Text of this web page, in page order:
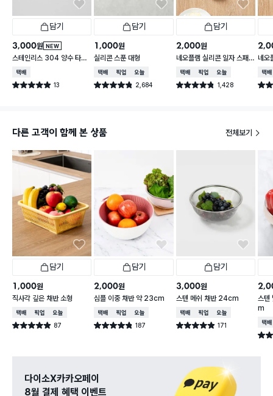
담기
NEW
3,000원
스테인리스 304 양수 타공
채반 19 cm
택배배송
별점 4.9점 13
건 작성
담기
1,000원
실리콘 스푼 대형
택배배송매장픽업오늘배송
별점 4.8점 2,684
건 작성
담기
2,000원
네오플램 실리콘 일자 스패
츌러
택배배송매장픽업오늘배송
별점 4.8점 1,428
건 작성
네오
택배
별점
다른 고객이 함께 본 상품 전체보기
담기
1,000원
직사각 깊은 채반 소형
택배배송매장픽업오늘배송
별점 4.9점 87
건 작성
담기
2,000원
심플 이중 채반 약 23cm
택배배송매장픽업오늘배송
별점 4.8점 187
건 작성
담기
3,000원
스텐 메쉬 채반 24cm
택배배송매장픽업오늘배송
별점 4.9점 171
건 작성
스텐
m
택배
별점
다이소X카카오페이
8월 결제 혜택 이벤트